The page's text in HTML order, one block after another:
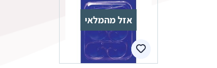
אזל מהמלאי